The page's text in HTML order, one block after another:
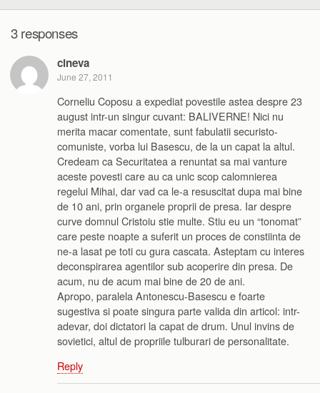
3 responses
cineva
June 27, 2011
Corneliu Coposu a expediat povestile astea despre 23
august intr-un singur cuvant: BALIVERNE! Nici nu
merita macar comentate, sunt fabulatii securisto-
comuniste, vorba lui Basescu, de la un capat la altul.
Credeam ca Securitatea a renuntat sa mai vanture
aceste povesti care au ca unic scop calomnierea
regelui Mihai, dar vad ca le-a resuscitat dupa mai bine
de 10 ani, prin organele proprii de presa. Iar despre
curve domnul Cristoiu stie multe. Stiu eu un “tonomat”
care peste noapte a suferit un proces de constiinta de
ne-a lasat pe toti cu gura cascata. Asteptam cu interes
deconspirarea agentilor sub acoperire din presa. De
acum, nu de acum mai bine de 20 de ani.
Apropo, paralela Antonescu-Basescu e foarte
sugestiva si poate singura parte valida din articol: intr-
adevar, doi dictatori la capat de drum. Unul invins de
sovietici, altul de propriile tulburari de personalitate.
Reply